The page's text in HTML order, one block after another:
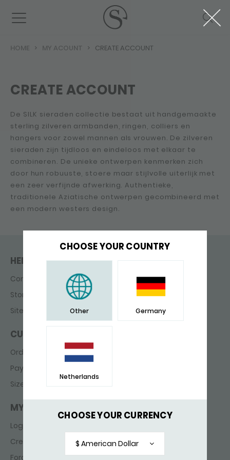
CHOOSE YOUR COUNTRY
Other Germany
Netherlands
CHOOSE YOUR CURRENCY
$ American Dollar
HOME MY ACOUNT CREATE ACCOUNT
CREATE ACCOUNT
De SILK sieraden collectie bestaat uit handgemaakte
sterling zilveren armbanden, ringen, colliers en
hangers voor zowel mannen als vrouwen. De zilveren
sieraden zijn tijdloos en eindeloos met elkaar te
combineren. De unieke ontwerpen kenmerken zich
door hun robuuste, stoere maar stijlvolle uiterlijk met
een zeer verfijnde afwerking. Authentieke,
traditionele Aziatische ontwerpen gecombineerd met
een modern westers design.
HELP & CONTACT
Contact
Store finder
Sitemap
CUSTOMER SERVICE
Ordering & delivery
Payments
Sizes
MY ACCOUNT
Login
Create account
Forgot password